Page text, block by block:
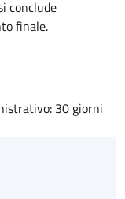
conclude
finale.
30 giorni